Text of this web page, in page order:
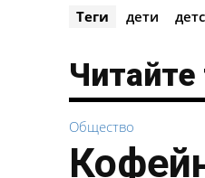
Теги дети
Общество